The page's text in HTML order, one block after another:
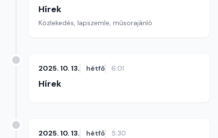
Hírek
Közlekedés, lapszemle, műsorajánló
2025. 10. 13. hétfő 6:01
Hírek
2025. 10. 13. hétfő 5:30